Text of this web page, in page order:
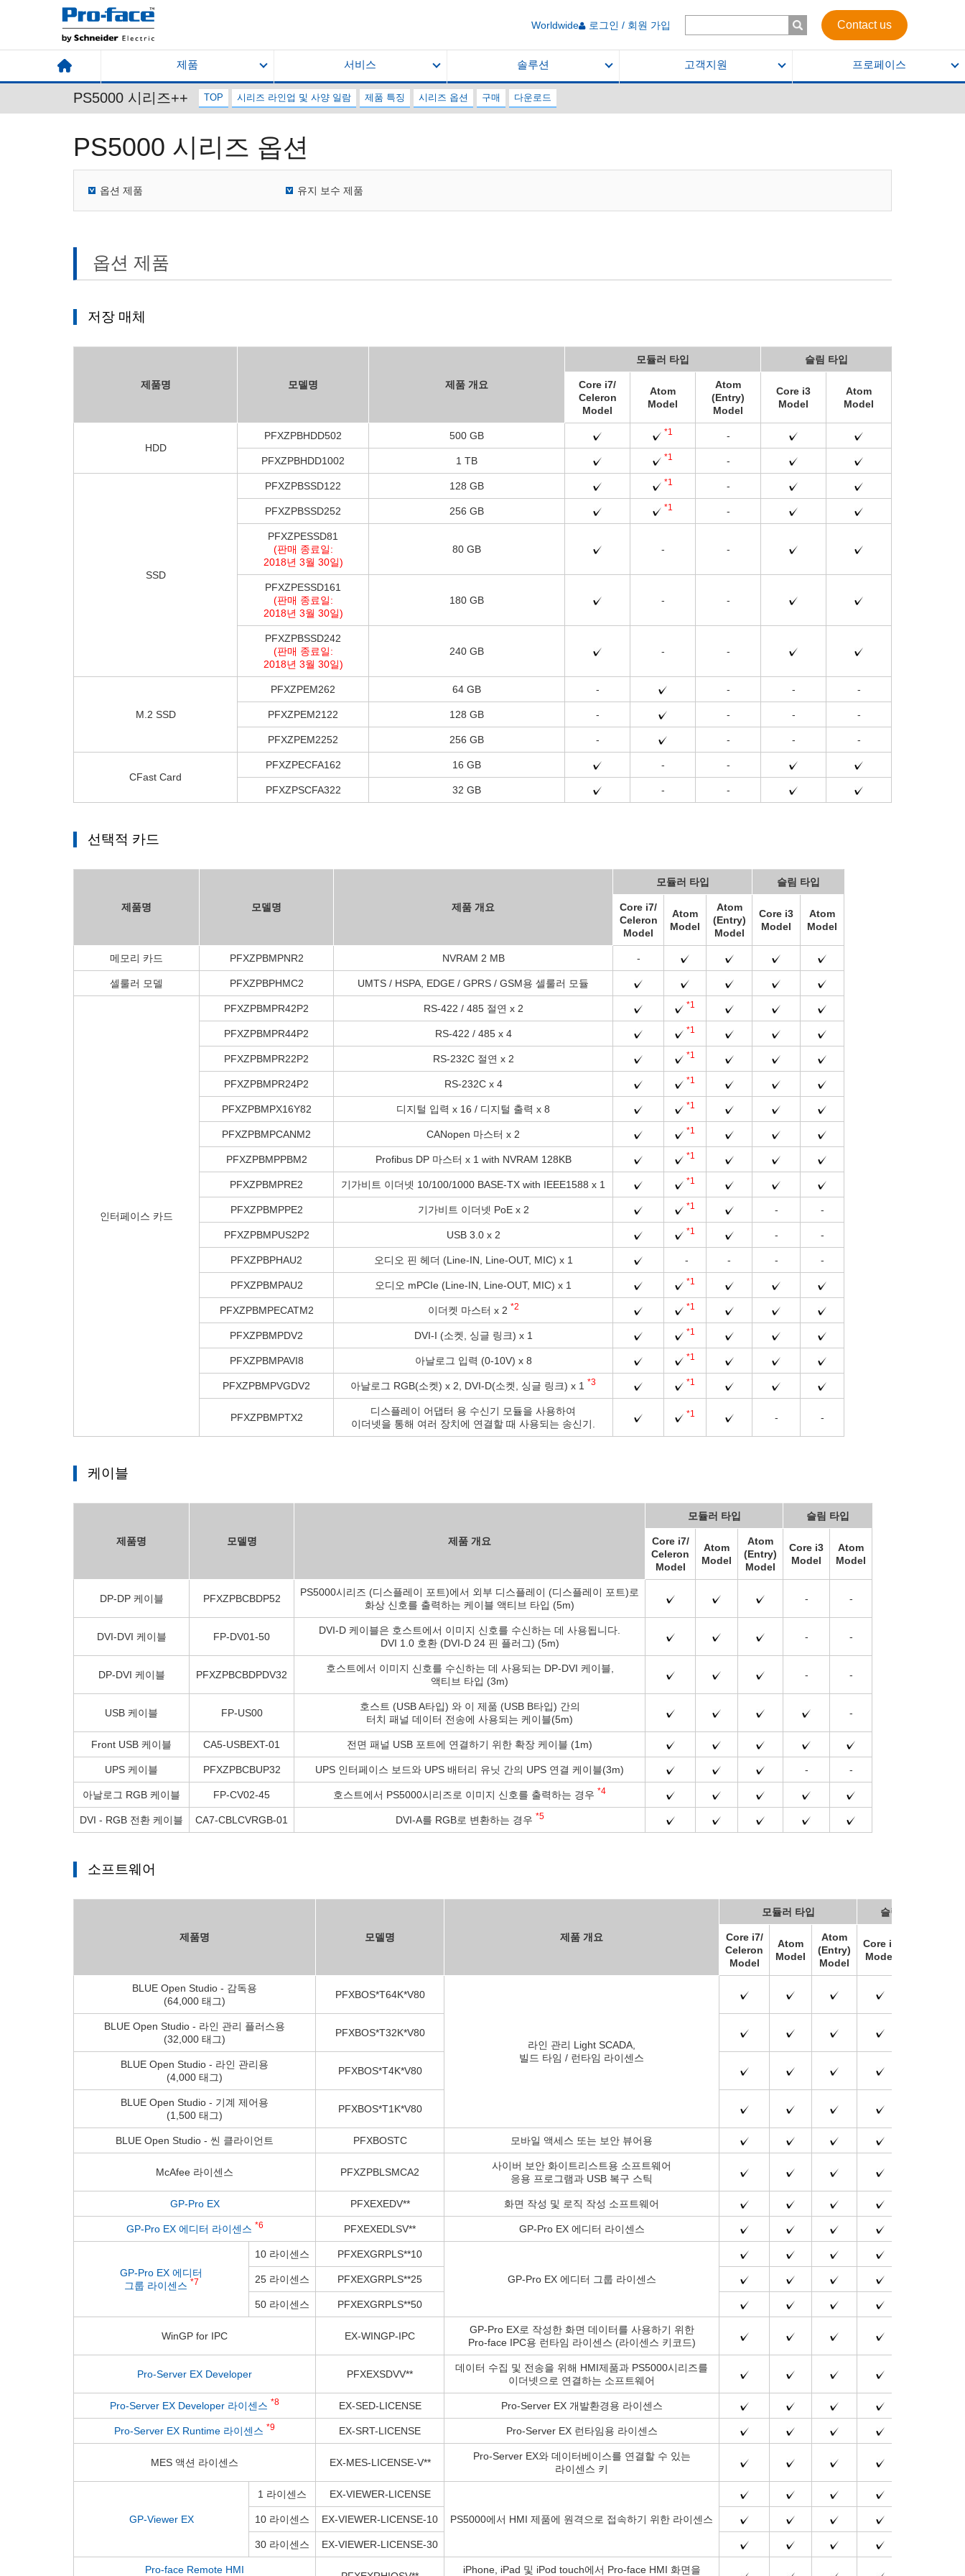
Worldwide 로그인 / 회원 가입 Contact us
제품 서비스 솔루션 고객지원 프로페이스
PS5000 시리즈++ TOP 시리즈 라인업 및 사양 일람 제품 특징 시리즈 옵션 구매 다운로드
PS5000 시리즈 옵션
옵션 제품 유지 보수 제품
옵션 제품
저장 매체
제품명 모델명 제품 개요
모듈러 타입 슬림 타입
Core i7/
Celeron
Model
Atom
Model
Atom
(Entry)
Model
Core i3
Model
Atom
Model
HDD
PFXZPBHDD502 500 GB *1 -
PFXZPBHDD1002 1 TB *1 -
SSD
PFXZPBSSD122 128 GB *1 -
PFXZPBSSD252 256 GB *1 -
PFXZPESSD81
(판매 종료일:
2018년 3월 30일)
80 GB - -
PFXZPESSD161
(판매 종료일:
2018년 3월 30일)
180 GB - -
PFXZPBSSD242
(판매 종료일:
2018년 3월 30일)
240 GB - -
M.2 SSD
PFXZPEM262 64 GB - - - -
PFXZPEM2122 128 GB - - - -
PFXZPEM2252 256 GB - - - -
CFast Card
PFXZPECFA162 16 GB - -
PFXZPSCFA322 32 GB - -
선택적 카드
제품명 모델명 제품 개요
모듈러 타입 슬림 타입
Core i7/
Celeron
Model
Atom
Model
Atom
(Entry)
Model
Core i3
Model
Atom
Model
메모리 카드 PFXZPBMPNR2 NVRAM 2 MB -
셀룰러 모델 PFXZPBPHMC2 UMTS / HSPA, EDGE / GPRS / GSM용 셀룰러 모듈
인터페이스 카드
PFXZPBMPR42P2 RS-422 / 485 절연 x 2 *1
PFXZPBMPR44P2 RS-422 / 485 x 4 *1
PFXZPBMPR22P2 RS-232C 절연 x 2 *1
PFXZPBMPR24P2 RS-232C x 4 *1
PFXZPBMPX16Y82 디지털 입력 x 16 / 디지털 출력 x 8 *1
PFXZPBMPCANM2 CANopen 마스터 x 2 *1
PFXZPBMPPBM2 Profibus DP 마스터 x 1 with NVRAM 128KB *1
PFXZPBMPRE2 기가비트 이더넷 10/100/1000 BASE-TX with IEEE1588 x 1 *1
PFXZPBMPPE2 기가비트 이더넷 PoE x 2 *1 - -
PFXZPBMPUS2P2 USB 3.0 x 2 *1 - -
PFXZPBPHAU2 오디오 핀 헤더 (Line-IN, Line-OUT, MIC) x 1 - - - -
PFXZPBMPAU2 오디오 mPCIe (Line-IN, Line-OUT, MIC) x 1 *1
PFXZPBMPECATM2 이더켓 마스터 x 2 *2 *1
PFXZPBMPDV2 DVI-I (소켓, 싱글 링크) x 1 *1
PFXZPBMPAVI8 아날로그 입력 (0-10V) x 8 *1
PFXZPBMPVGDV2 아날로그 RGB(소켓) x 2, DVI-D(소켓, 싱글 링크) x 1 *3 *1
PFXZPBMPTX2
디스플레이 어댑터 용 수신기 모듈을 사용하여
이더넷을 통해 여러 장치에 연결할 때 사용되는 송신기.
*1 - -
케이블
제품명 모델명 제품 개요
모듈러 타입 슬림 타입
Core i7/
Celeron
Model
Atom
Model
Atom
(Entry)
Model
Core i3
Model
Atom
Model
DP-DP 케이블 PFXZPBCBDP52
PS5000시리즈 (디스플레이 포트)에서 외부 디스플레이 (디스플레이 포트)로
화상 신호를 출력하는 케이블 액티브 타입 (5m)
- -
DVI-DVI 케이블 FP-DV01-50
DVI-D 케이블은 호스트에서 이미지 신호를 수신하는 데 사용됩니다.
DVI 1.0 호환 (DVI-D 24 핀 플러그) (5m)
- -
DP-DVI 케이블 PFXZPBCBDPDV32
호스트에서 이미지 신호를 수신하는 데 사용되는 DP-DVI 케이블,
액티브 타입 (3m)
- -
USB 케이블 FP-US00
호스트 (USB A타입) 와 이 제품 (USB B타입) 간의
터치 패널 데이터 전송에 사용되는 케이블(5m)
-
Front USB 케이블 CA5-USBEXT-01 전면 패널 USB 포트에 연결하기 위한 확장 케이블 (1m)
UPS 케이블 PFXZPBCBUP32 UPS 인터페이스 보드와 UPS 배터리 유닛 간의 UPS 연결 케이블(3m) - -
아날로그 RGB 케이블 FP-CV02-45 호스트에서 PS5000시리즈로 이미지 신호를 출력하는 경우 *4
DVI - RGB 전환 케이블 CA7-CBLCVRGB-01 DVI-A를 RGB로 변환하는 경우 *5
소프트웨어
제품명 모델명 제품 개요
모듈러 타입 슬림 타입
Core i7/
Celeron
Model
Atom
Model
Atom
(Entry)
Model
Core i3
Model
BLUE Open Studio - 감독용
(64,000 태그)
PFXBOS*T64K*V80
라인 관리 Light SCADA,
빌드 타임 / 런타임 라이센스
BLUE Open Studio - 라인 관리 플러스용
(32,000 태그)
PFXBOS*T32K*V80
BLUE Open Studio - 라인 관리용
(4,000 태그)
PFXBOS*T4K*V80
BLUE Open Studio - 기계 제어용
(1,500 태그)
PFXBOS*T1K*V80
BLUE Open Studio - 씬 클라이언트 PFXBOSTC 모바일 액세스 또는 보안 뷰어용
McAfee 라이센스 PFXZPBLSMCA2
사이버 보안 화이트리스트용 소프트웨어
응용 프로그램과 USB 복구 스틱
GP-Pro EX PFXEXEDV** 화면 작성 및 로직 작성 소프트웨어
GP-Pro EX 에디터 라이센스 *6 PFXEXEDLSV** GP-Pro EX 에디터 라이센스
GP-Pro EX 에디터
그룹 라이센스 *7
10 라이센스 PFXEXGRPLS**10
GP-Pro EX 에디터 그룹 라이센스
25 라이센스 PFXEXGRPLS**25
50 라이센스 PFXEXGRPLS**50
WinGP for IPC EX-WINGP-IPC
GP-Pro EX로 작성한 화면 데이터를 사용하기 위한
Pro-face IPC용 런타임 라이센스 (라이센스 키코드)
Pro-Server EX Developer PFXEXSDVV**
데이터 수집 및 전송을 위해 HMI제품과 PS5000시리즈를
이더넷으로 연결하는 소프트웨어
Pro-Server EX Developer 라이센스 *8 EX-SED-LICENSE Pro-Server EX 개발환경용 라이센스
Pro-Server EX Runtime 라이센스 *9 EX-SRT-LICENSE Pro-Server EX 런타임용 라이센스
MES 액션 라이센스 EX-MES-LICENSE-V**
Pro-Server EX와 데이터베이스를 연결할 수 있는
라이센스 키
GP-Viewer EX
1 라이센스 EX-VIEWER-LICENSE
PS5000에서 HMI 제품에 원격으로 접속하기 위한 라이센스
10 라이센스 EX-VIEWER-LICENSE-10
30 라이센스 EX-VIEWER-LICENSE-30
Pro-face Remote HMI iPhone, iPad 및 iPod touch에서 Pro-face HMI 화면을